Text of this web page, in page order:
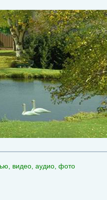
видео, аудио, фото